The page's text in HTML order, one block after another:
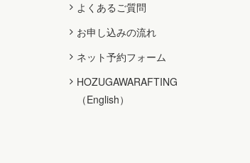
よくあるご質問
お申し込みの流れ
ネット予約フォーム
HOZUGAWARAFTING
（English）